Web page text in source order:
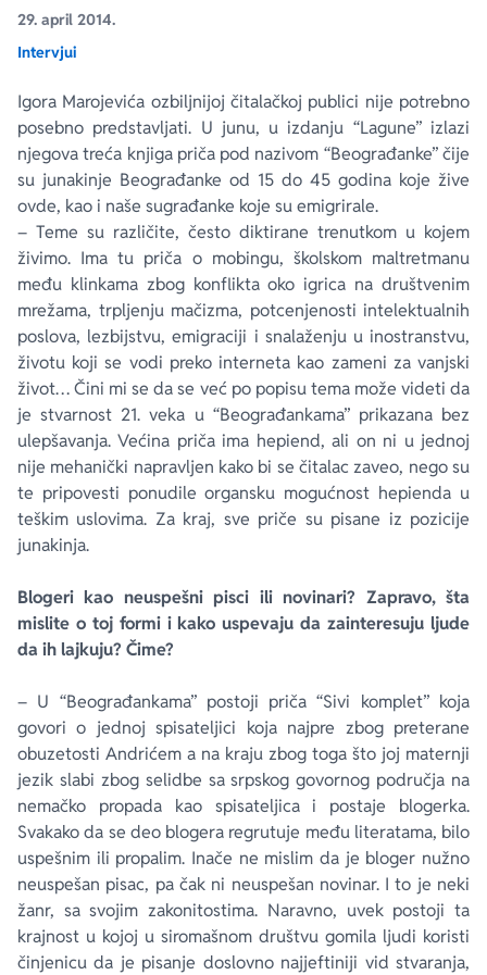
29. april 2014.
Intervjui
Igora Marojevića ozbiljnijoj čitalačkoj publici nije potrebno
posebno predstavljati. U junu, u izdanju “Lagune” izlazi
njegova treća knjiga priča pod nazivom “Beograđanke” čije
su junakinje Beograđanke od 15 do 45 godina koje žive
ovde, kao i naše sugrađanke koje su emigrirale.
– Teme su različite, često diktirane trenutkom u kojem
živimo. Ima tu priča o mobingu, školskom maltretmanu
među klinkama zbog konflikta oko igrica na društvenim
mrežama, trpljenju mačizma, potcenjenosti intelektualnih
poslova, lezbijstvu, emigraciji i snalaženju u inostranstvu,
životu koji se vodi preko interneta kao zameni za vanjski
život… Čini mi se da se već po popisu tema može videti da
je stvarnost 21. veka u “Beograđankama” prikazana bez
ulepšavanja. Većina priča ima hepiend, ali on ni u jednoj
nije mehanički napravljen kako bi se čitalac zaveo, nego su
te pripovesti ponudile organsku mogućnost hepienda u
teškim uslovima. Za kraj, sve priče su pisane iz pozicije
junakinja.
Blogeri kao neuspešni pisci ili novinari? Zapravo, šta
mislite o toj formi i kako uspevaju da zainteresuju ljude
da ih lajkuju? Čime?
– U “Beograđankama” postoji priča “Sivi komplet” koja
govori o jednoj spisateljici koja najpre zbog preterane
obuzetosti Andrićem a na kraju zbog toga što joj maternji
jezik slabi zbog selidbe sa srpskog govornog područja na
nemačko propada kao spisateljica i postaje blogerka.
Svakako da se deo blogera regrutuje među literatama, bilo
uspešnim ili propalim. Inače ne mislim da je bloger nužno
neuspešan pisac, pa čak ni neuspešan novinar. I to je neki
žanr, sa svojim zakonitostima. Naravno, uvek postoji ta
krajnost u kojoj u siromašnom društvu gomila ljudi koristi
činjenicu da je pisanje doslovno najjeftiniji vid stvaranja,
Ekranizovane knjige
Za poklon
E-knjige
Autori
Poezija
Lični razvoj i popularna psihologija
Biografija
Bojan Ljubenović
Dejan Tiago-Stanković
Milica Jakovljević Mir-Jam
Peter Handke
Harlan Koben
Elif Šafak